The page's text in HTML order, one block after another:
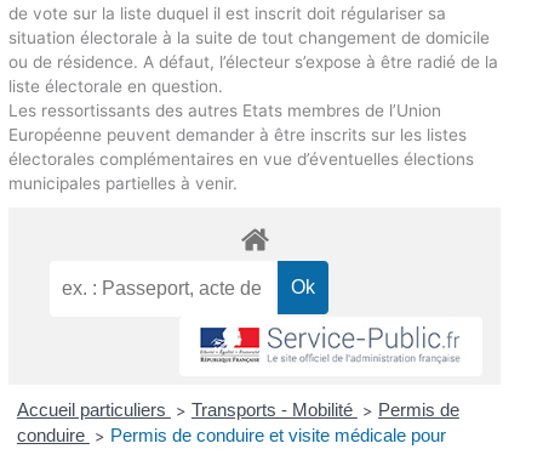
de vote sur la liste duquel il est inscrit doit régulariser sa
situation électorale à la suite de tout changement de domicile
ou de résidence. A défaut, l’électeur s’expose à être radié de la
liste électorale en question.
Les ressortissants des autres Etats membres de l’Union
Européenne peuvent demander à être inscrits sur les listes
électorales complémentaires en vue d’éventuelles élections
municipales partielles à venir.
Accueil particuliers > Transports - Mobilité > Permis de
conduire > Permis de conduire et visite médicale pour